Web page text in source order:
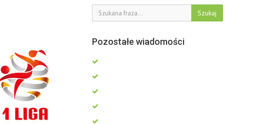
Szukaj
Pozostałe wiadomości